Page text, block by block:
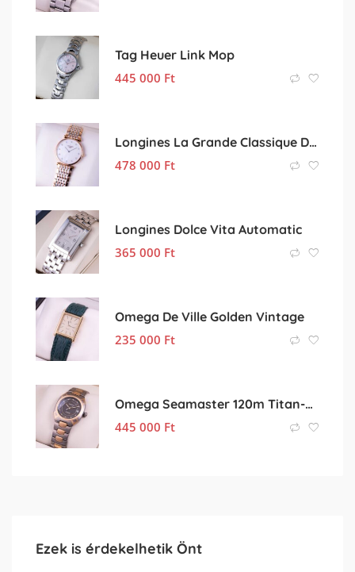
Tag Heuer Link Mop
445 000 Ft
Longines La Grande Classique Diamond
478 000 Ft
Longines Dolce Vita Automatic
365 000 Ft
Omega De Ville Golden Vintage
235 000 Ft
Omega Seamaster 120m Titan-Gold Vintage
445 000 Ft
Ezek is érdekelhetik Önt